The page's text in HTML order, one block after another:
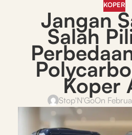
KOPER
Jangan
Salah
Koper
Stop'N'GoOn